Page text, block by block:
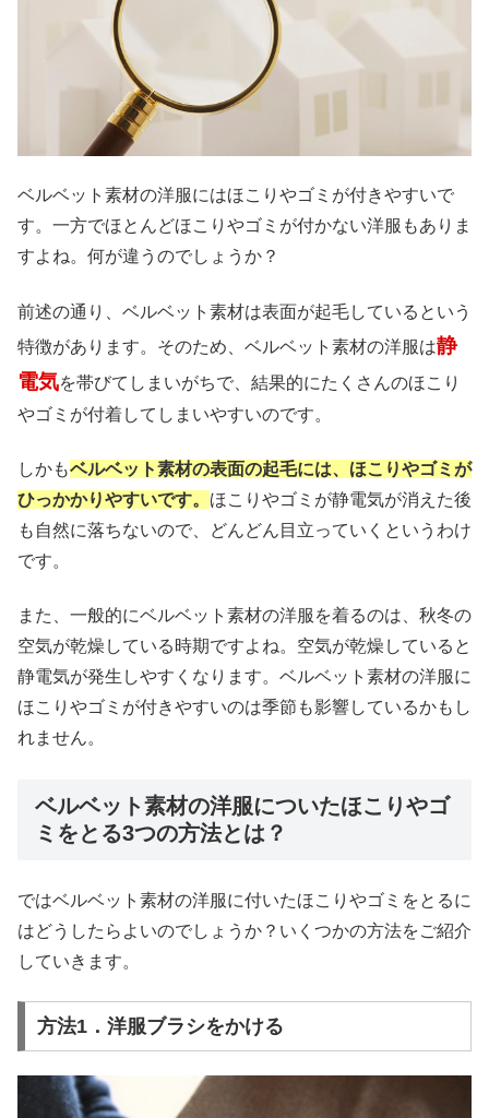
ベルベット素材の洋服にはほこりやゴミが付きやすいで
す。一方でほとんどほこりやゴミが付かない洋服もありま
すよね。何が違うのでしょうか？
前述の通り、ベルベット素材は表面が起毛しているという
特徴があります。そのため、ベルベット素材の洋服は静
電気を帯びてしまいがちで、結果的にたくさんのほこり
やゴミが付着してしまいやすいのです。
しかもベルベット素材の表面の起毛には、ほこりやゴミが
ひっかかりやすいです。 ほこりやゴミが静電気が消えた後
も自然に落ちないので、どんどん目立っていくというわけ
です。
また、一般的にベルベット素材の洋服を着るのは、秋冬の
空気が乾燥している時期ですよね。空気が乾燥していると
静電気が発生しやすくなります。ベルベット素材の洋服に
ほこりやゴミが付きやすいのは季節も影響しているかもし
れません。
ベルベット素材の洋服についたほこりやゴ
ミをとる3つの方法とは？
ではベルベット素材の洋服に付いたほこりやゴミをとるに
はどうしたらよいのでしょうか？いくつかの方法をご紹介
していきます。
方法1．洋服ブラシをかける